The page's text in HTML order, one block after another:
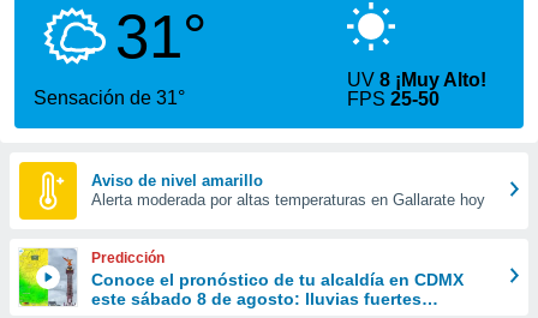
calidad.
a este
las
y
forma
digital
basada
31°
Sensación de 31°
UV8 ¡Muy Alto!
FPS25-50
Aviso de nivel amarillo
Alerta moderada por altas temperaturas en Gallarate hoy
Predicción
Conoce el pronóstico de tu alcaldía en CDMX
este sábado 8 de agosto: lluvias fuertes